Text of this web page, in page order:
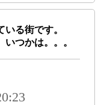
る街です。
つかは。。。